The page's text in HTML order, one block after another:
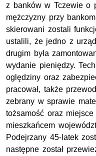
z banków w Tczewie o
mężczyzny przy
skierowani zostali
ustalili, że jedno z
drugim była
wydanie pieniędzy.
oględziny oraz
pracował, także
zebrany w sprawie
tożsamość oraz
mieszkańcem
Podejrzany 45-latek
następne został